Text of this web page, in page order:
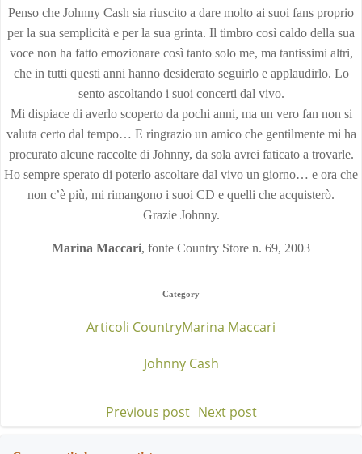
Penso che Johnny Cash sia riuscito a dare molto ai suoi fans proprio
per la sua semplicità e per la sua grinta. Il timbro così caldo della sua
voce non ha fatto emozionare così tanto solo me, ma tantissimi altri,
che in tutti questi anni hanno desiderato seguirlo e applaudirlo. Lo
sento ascoltando i suoi concerti dal vivo.
Mi dispiace di averlo scoperto da pochi anni, ma un vero fan non si
valuta certo dal tempo… E ringrazio un amico che gentilmente mi ha
procurato alcune raccolte di Johnny, da sola avrei faticato a trovarle.
Ho sempre sperato di poterlo ascoltare dal vivo un giorno… e ora che
non c’è più, mi rimangono i suoi CD e quelli che acquisterò.
Grazie Johnny.
Marina Maccari, fonte Country Store n. 69, 2003
Category
Articoli CountryMarina Maccari
Johnny Cash
Post
navigation
Previous post Post
Next post